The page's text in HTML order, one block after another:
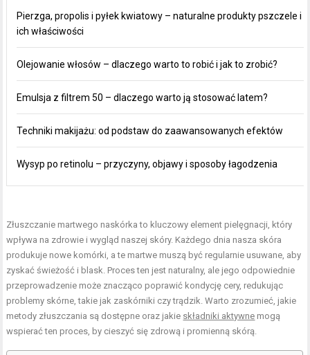
Pierzga, propolis i pyłek kwiatowy – naturalne produkty pszczele i
ich właściwości
Olejowanie włosów – dlaczego warto to robić i jak to zrobić?
Emulsja z filtrem 50 – dlaczego warto ją stosować latem?
Techniki makijażu: od podstaw do zaawansowanych efektów
Wysyp po retinolu – przyczyny, objawy i sposoby łagodzenia
Złuszczanie martwego naskórka to kluczowy element pielęgnacji, który
wpływa na zdrowie i wygląd naszej skóry. Każdego dnia nasza skóra
produkuje nowe komórki, a te martwe muszą być regularnie usuwane, aby
zyskać świeżość i blask. Proces ten jest naturalny, ale jego odpowiednie
przeprowadzenie może znacząco poprawić kondycję cery, redukując
problemy skórne, takie jak zaskórniki czy trądzik. Warto zrozumieć, jakie
metody złuszczania są dostępne oraz jakie składniki aktywne mogą
wspierać ten proces, by cieszyć się zdrową i promienną skórą.